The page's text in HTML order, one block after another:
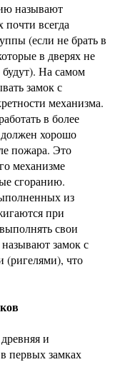
называют
всегда
(если не брать в
в дверях не
будут). На самом
замок с
механизма.
в более
хорошо
пожара. Это
механизме
сгоранию.
из
при
свои
замок с
что
и
первых замках